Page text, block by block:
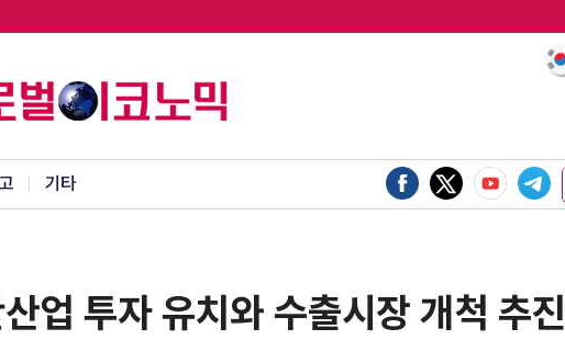
기타
업 투자 유치와 수출시장 개척 추진